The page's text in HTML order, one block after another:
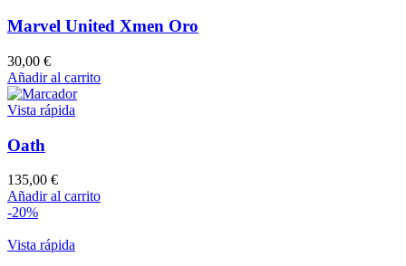
Marvel United Xmen Oro
30,00 €
Añadir al carrito
Vista rápida
Oath
135,00 €
Añadir al carrito
-20%
Vista rápida